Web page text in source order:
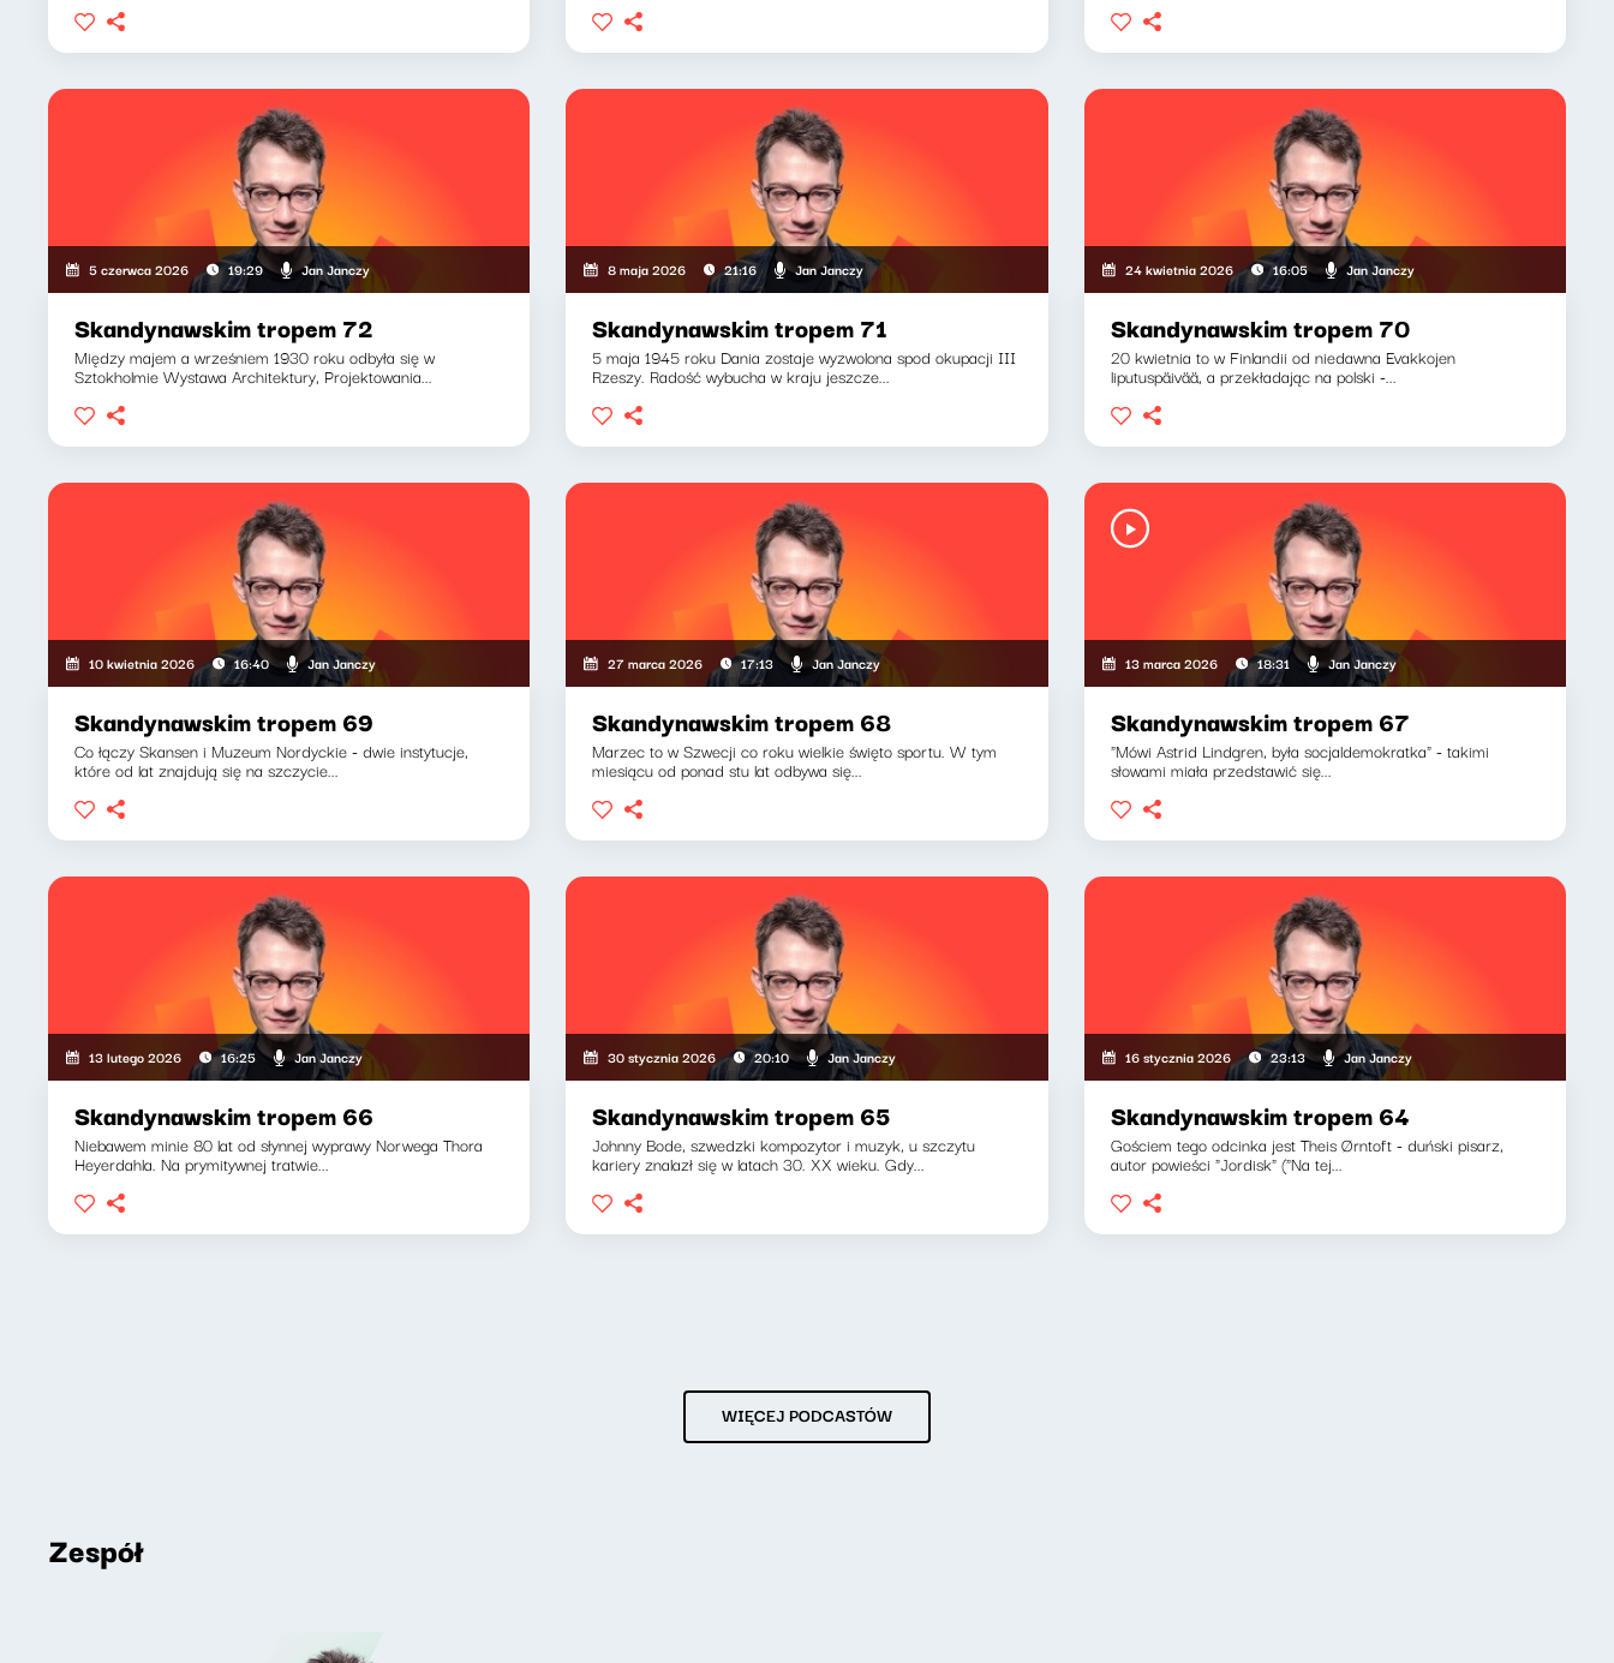
5 czerwca 2026 19:29 Jan Janczy
Skandynawskim tropem 72
Między majem a wrześniem 1930 roku odbyła się w
Sztokholmie Wystawa Architektury, Projektowania...
8 maja 2026 21:16 Jan Janczy
Skandynawskim tropem 71
5 maja 1945 roku Dania zostaje wyzwolona spod okupacji III
Rzeszy. Radość wybucha w kraju jeszcze...
24 kwietnia 2026 16:05 Jan Janczy
Skandynawskim tropem 70
20 kwietnia to w Finlandii od niedawna Evakkojen
liputuspäivää, a przekładając na polski -...
10 kwietnia 2026 16:40 Jan Janczy
Skandynawskim tropem 69
Co łączy Skansen i Muzeum Nordyckie - dwie instytucje,
które od lat znajdują się na szczycie...
27 marca 2026 17:13 Jan Janczy
Skandynawskim tropem 68
Marzec to w Szwecji co roku wielkie święto sportu. W tym
miesiącu od ponad stu lat odbywa się...
13 marca 2026 18:31 Jan Janczy
Skandynawskim tropem 67
"Mówi Astrid Lindgren, była socjaldemokratka" - takimi
słowami miała przedstawić się...
13 lutego 2026 16:25 Jan Janczy
Skandynawskim tropem 66
Niebawem minie 80 lat od słynnej wyprawy Norwega Thora
Heyerdahla. Na prymitywnej tratwie...
30 stycznia 2026 20:10 Jan Janczy
Skandynawskim tropem 65
Johnny Bode, szwedzki kompozytor i muzyk, u szczytu
kariery znalazł się w latach 30. XX wieku. Gdy...
16 stycznia 2026 23:13 Jan Janczy
Skandynawskim tropem 64
Gościem tego odcinka jest Theis Ørntoft - duński pisarz,
autor powieści "Jordisk" ("Na tej...
WIĘCEJ PODCASTÓW
Zespół